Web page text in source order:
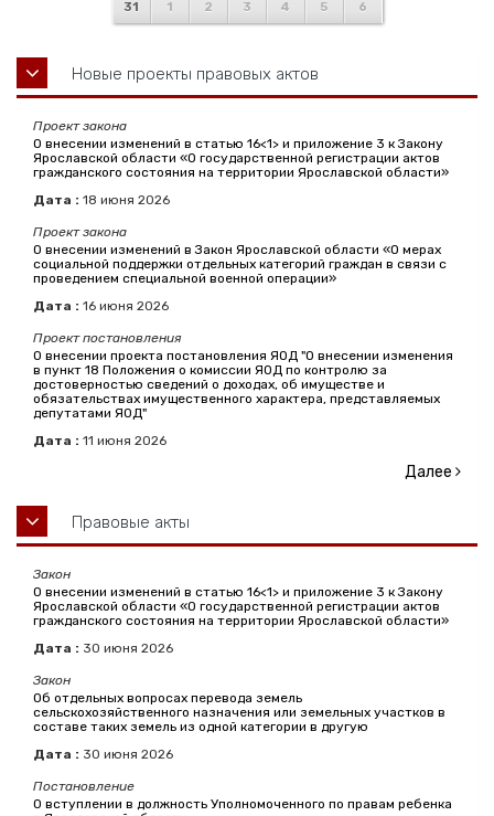
31 1 2 3 4 5 6
Новые проекты правовых актов
Проект закона
О внесении изменений в статью 16<1> и приложение 3 к Закону
Ярославской области «О государственной регистрации актов
гражданского состояния на территории Ярославской области»
Дата : 18 июня 2026
Проект закона
О внесении изменений в Закон Ярославской области «О мерах
социальной поддержки отдельных категорий граждан в связи с
проведением специальной военной операции»
Дата : 16 июня 2026
Проект постановления
О внесении проекта постановления ЯОД "О внесении изменения
в пункт 18 Положения о комиссии ЯОД по контролю за
достоверностью сведений о доходах, об имуществе и
обязательствах имущественного характера, представляемых
депутатами ЯОД"
Дата : 11 июня 2026
Далее
Правовые акты
Закон
О внесении изменений в статью 16<1> и приложение 3 к Закону
Ярославской области «О государственной регистрации актов
гражданского состояния на территории Ярославской области»
Дата : 30 июня 2026
Закон
Об отдельных вопросах перевода земель
сельскохозяйственного назначения или земельных участков в
составе таких земель из одной категории в другую
Дата : 30 июня 2026
Постановление
О вступлении в должность Уполномоченного по правам ребенка